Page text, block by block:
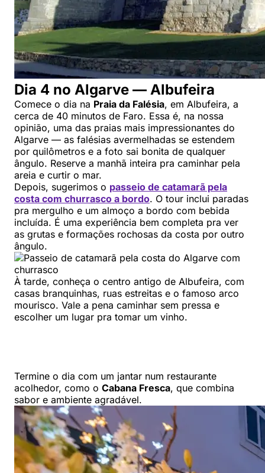
Dia 4 no Algarve — Albufeira
Comece o dia na Praia da Falésia, em Albufeira, a
cerca de 40 minutos de Faro. Essa é, na nossa
opinião, uma das praias mais impressionantes do
Algarve — as falésias avermelhadas se estendem
por quilômetros e a foto sai bonita de qualquer
ângulo. Reserve a manhã inteira pra caminhar pela
areia e curtir o mar.
Depois, sugerimos o passeio de catamarã pela
costa com churrasco a bordo. O tour inclui paradas
pra mergulho e um almoço a bordo com bebida
incluída. É uma experiência bem completa pra ver
as grutas e formações rochosas da costa por outro
ângulo.
À tarde, conheça o centro antigo de Albufeira, com
casas branquinhas, ruas estreitas e o famoso arco
mourisco. Vale a pena caminhar sem pressa e
escolher um lugar pra tomar um vinho.
Termine o dia com um jantar num restaurante
acolhedor, como o Cabana Fresca, que combina
sabor e ambiente agradável.